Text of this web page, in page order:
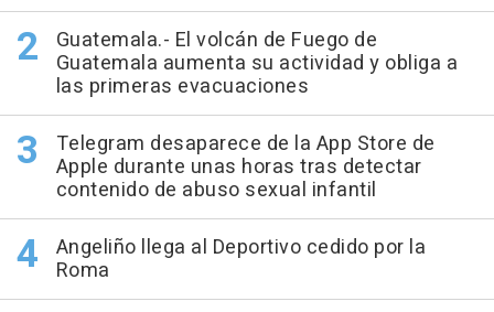
Guatemala.- El volcán de Fuego de
Guatemala aumenta su actividad y obliga a
las primeras evacuaciones
Telegram desaparece de la App Store de
Apple durante unas horas tras detectar
contenido de abuso sexual infantil
Angeliño llega al Deportivo cedido por la
Roma